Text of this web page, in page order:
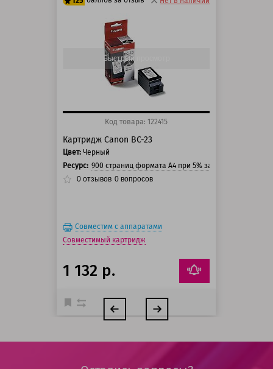
100 баллов
125 баллов
Быстрый просмотр
Код товара: 122415
Картридж Canon BC-23
Цвет: Черный
Ресурс: 900 страниц формата А4 при 5% заполнении
0 отзывов 0 вопросов
Совместим с аппаратами
Совместимый картридж
1 132 р.